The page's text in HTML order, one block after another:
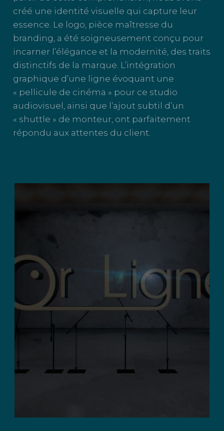
créé une identité visuelle qui capture leur
essence. Le logo, pièce maîtresse du
branding, a été soigneusement conçu pour
incarner l’élégance et la modernité, des traits
distinctifs de la marque. L’intégration
graphique d’une ligne évoquant une
« pellicule de cinéma » pour ce studio
audiovisuel, ainsi que l’ajout subtil d’un
« shuttle » de monteur, ont parfaitement
répondu aux attentes du client.